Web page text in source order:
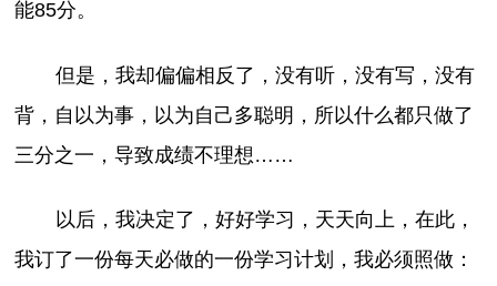
能85分。
但是，我却偏偏相反了，没有听，没有写，没有
背，自以为事，以为自己多聪明，所以什么都只做了
三分之一，导致成绩不理想……
以后，我决定了，好好学习，天天向上，在此，
我订了一份每天必做的一份学习计划，我必须照做：